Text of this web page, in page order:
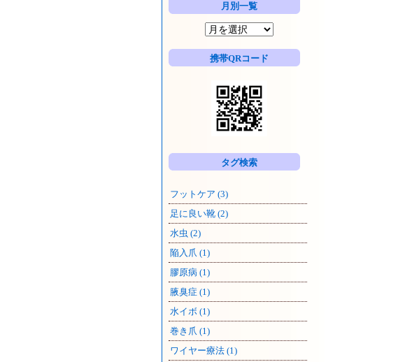
月別一覧
月
別
覧
携帯QRコード
タグ検索
フットケア (3)
足に良い靴 (2)
水虫 (2)
陥入爪 (1)
膠原病 (1)
腋臭症 (1)
水イボ (1)
巻き爪 (1)
ワイヤー療法 (1)